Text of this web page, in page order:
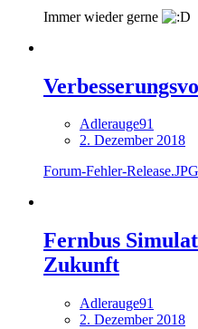
Immer wieder gerne
Adlerauge91
2. Dezember 2018
Forum-Fehler-Release.JPG
Fernbus
Zukunft
Adlerauge91
2. Dezember 2018